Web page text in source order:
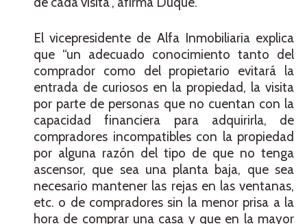
El vicepresidente de Alfa Inmobiliaria explica
que “un adecuado conocimiento tanto del
comprador como del propietario evitará la
entrada de curiosos en la propiedad, la visita
por parte de personas que no cuentan con la
capacidad financiera para adquirirla, de
compradores incompatibles con la propiedad
por alguna razón del tipo de que no tenga
ascensor, que sea una planta baja, que sea
necesario mantener las rejas en las ventanas,
etc. o de compradores sin la menor prisa a la
hora de comprar una casa y que en la mayor